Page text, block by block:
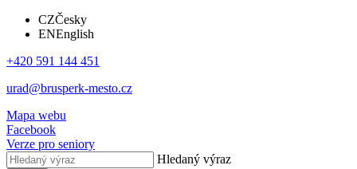
CZČesky
ENEnglish
+420 591 144 451
urad@brusperk-mesto.cz
Mapa webu
Facebook
Verze pro seniory
Hledaný výraz